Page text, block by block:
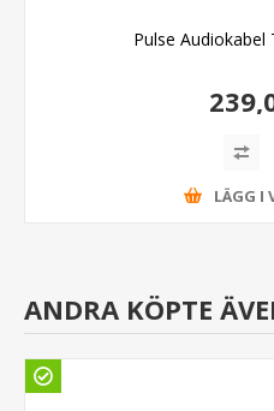
Pulse Audiokabel
LÄGG I
ANDRA KÖPTE